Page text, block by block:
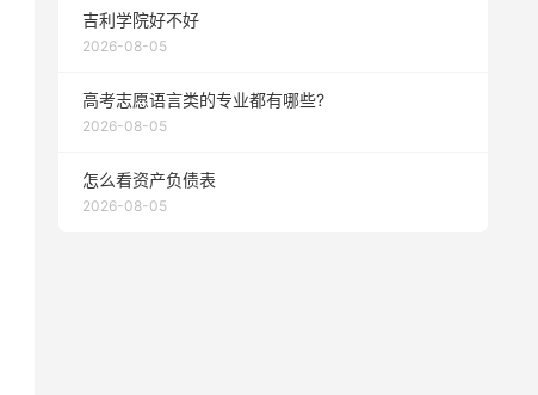
吉利学院好不好
2026-08-05
高考志愿语言类的专业都有哪些?
2026-08-05
怎么看资产负债表
2026-08-05